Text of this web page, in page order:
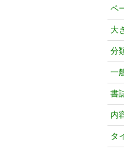
ペ
大
分
一
書
内
タ